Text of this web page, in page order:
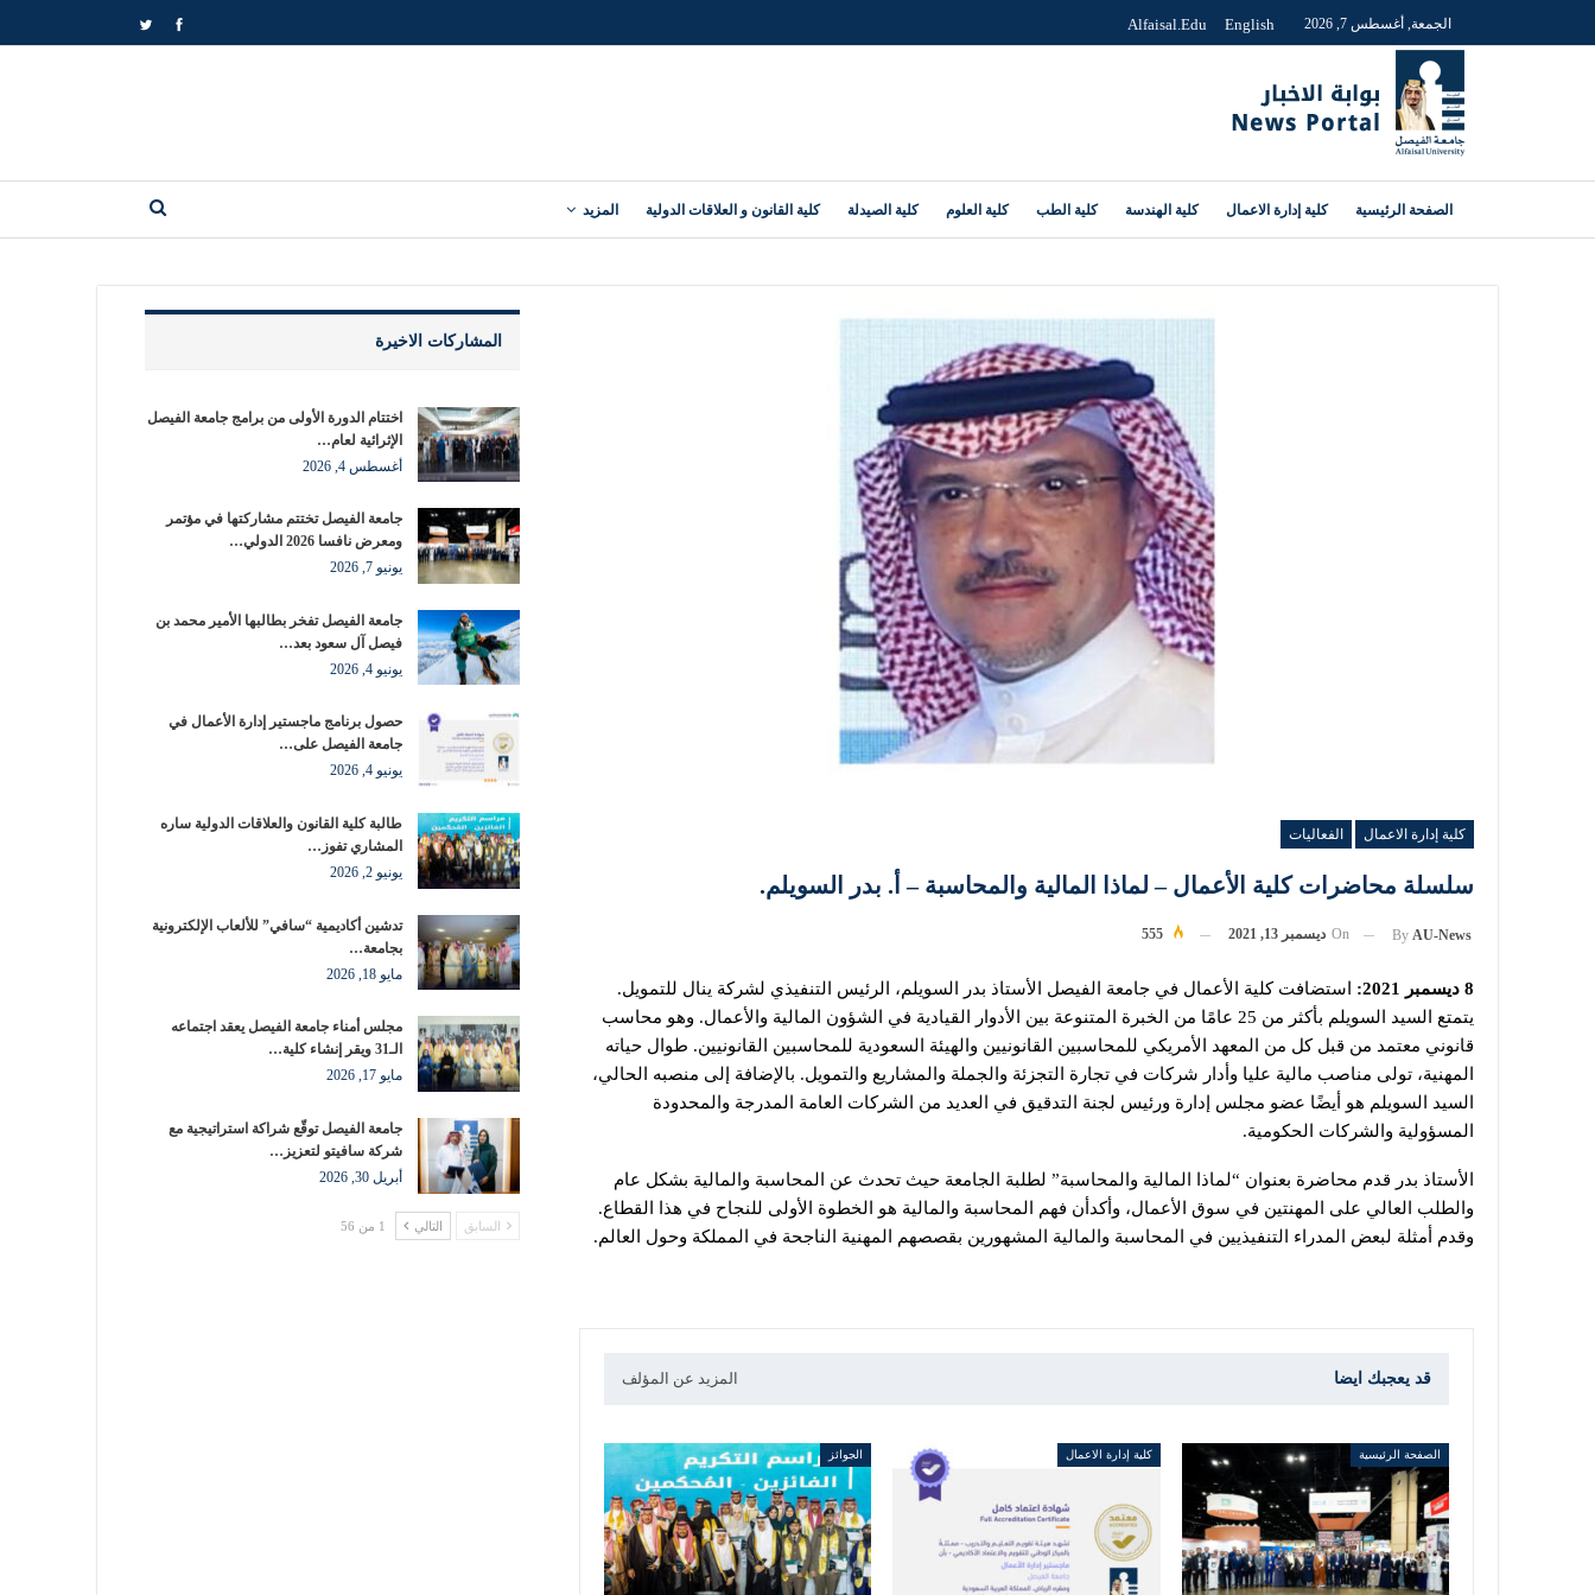
الجمعة, أغسطس 7, 2026 English
Alfaisal.edu
الصفحة الرئيسية كلية إدارة الاعمال كلية الهندسة كلية الطب كلية العلوم كلية الصيدلة كلية القانون و العلاقات الدولية المزيد
كلية إدارة الاعمال الفعاليات
سلسلة محاضرات كلية الأعمال – لماذا المالية والمحاسبة – أ. بدر السويلم.
By AU-News
On ديسمبر 13, 2021 555
8 ديسمبر 2021:
استضافت كلية الأعمال في جامعة الفيصل الأستاذ بدر السويلم، الرئيس التنفيذي لشركة ينال للتمويل.
يتمتع السيد السويلم بأكثر من 25 عامًا من الخبرة المتنوعة بين الأدوار القيادية في الشؤون المالية والأعمال. وهو محاسب
قانوني معتمد من قبل كل من المعهد الأمريكي للمحاسبين القانونيين والهيئة السعودية للمحاسبين القانونيين. طوال حياته
المهنية، تولى مناصب مالية عليا وأدار شركات في تجارة التجزئة والجملة والمشاريع والتمويل. بالإضافة إلى منصبه الحالي،
السيد السويلم هو أيضًا عضو مجلس إدارة ورئيس لجنة التدقيق في العديد من الشركات العامة المدرجة والمحدودة
المسؤولية والشركات الحكومية.
الأستاذ بدر قدم محاضرة بعنوان “لماذا المالية والمحاسبة” لطلبة الجامعة حيث تحدث عن المحاسبة والمالية بشكل عام
والطلب العالي على المهنتين في سوق الأعمال، وأكدأن فهم المحاسبة والمالية هو الخطوة الأولى للنجاح في هذا القطاع.
وقدم أمثلة لبعض المدراء التنفيذيين في المحاسبة والمالية المشهورين بقصصهم المهنية الناجحة في المملكة وحول العالم.
قد يعجبك ايضا المزيد عن المؤلف
الصفحة الرئيسية كلية إدارة الاعمال الجوائز
المشاركات الاخيرة
اختتام الدورة الأولى من برامج جامعة الفيصل
الإثرائية لعام…
أغسطس 4, 2026
جامعة الفيصل تختتم مشاركتها في مؤتمر
ومعرض نافسا 2026 الدولي…
يونيو 7, 2026
جامعة الفيصل تفخر بطالبها الأمير محمد بن
فيصل آل سعود بعد…
يونيو 4, 2026
حصول برنامج ماجستير إدارة الأعمال في
جامعة الفيصل على…
يونيو 4, 2026
طالبة كلية القانون والعلاقات الدولية ساره
المشاري تفوز…
يونيو 2, 2026
تدشين أكاديمية “سافي” للألعاب الإلكترونية
بجامعة…
مايو 18, 2026
مجلس أمناء جامعة الفيصل يعقد اجتماعه
الـ31 ويقر إنشاء كلية…
مايو 17, 2026
جامعة الفيصل توقّع شراكة استراتيجية مع
شركة سافيتو لتعزيز…
أبريل 30, 2026
السابق التالي 1 من 56